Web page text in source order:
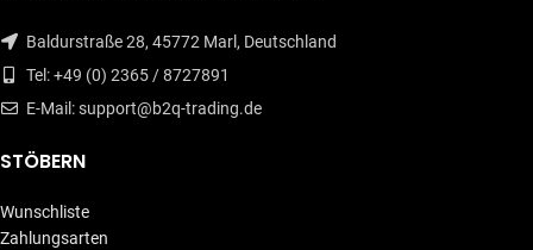
Baldurstraße 28, 45772 Marl, Deutschland
Tel: +49 (0) 2365 / 8727891
E-Mail: support@b2q-trading.de
STÖBERN
Wunschliste
Zahlungsarten